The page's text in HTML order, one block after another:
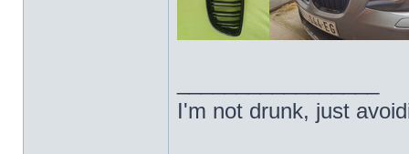
I'm not drunk, just